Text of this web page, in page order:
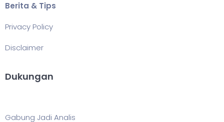
Berita & Tips
Privacy Policy
Disclaimer
Dukungan
Gabung Jadi Analis